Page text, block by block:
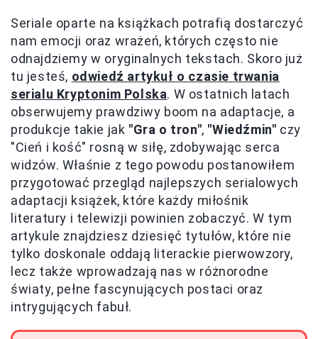
Seriale oparte na książkach potrafią dostarczyć
nam emocji oraz wrażeń, których często nie
odnajdziemy w oryginalnych tekstach. Skoro już
tu jesteś, odwiedź artykuł o czasie trwania
serialu Kryptonim Polska. W ostatnich latach
obserwujemy prawdziwy boom na adaptacje, a
produkcje takie jak "Gra o tron", "Wiedźmin" czy
"Cień i kość" rosną w siłę, zdobywając serca
widzów. Właśnie z tego powodu postanowiłem
przygotować przegląd najlepszych serialowych
adaptacji książek, które każdy miłośnik
literatury i telewizji powinien zobaczyć. W tym
artykule znajdziesz dziesięć tytułów, które nie
tylko doskonale oddają literackie pierwowzory,
lecz także wprowadzają nas w różnorodne
światy, pełne fascynujących postaci oraz
intrygujących fabuł.